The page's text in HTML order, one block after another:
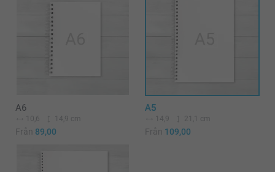
A6
10,6 14,9 cm
Från 89,00
A5
14,9 21,1 cm
Från 109,00